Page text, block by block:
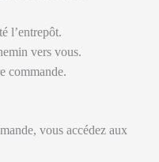
l’entrepôt.
vers vous.
commande.
vous accédez aux